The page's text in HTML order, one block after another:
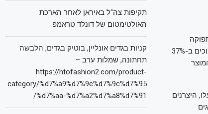
, רשתות השיווק בישראל מציעות כעת שמן זית כתית מעולה במחירים שנמוכים ב-37%
היצרנים
תקיפות צה"ל באיראן לאחר הארכת
האולטימטום של דונלד טראמפ
קניות בגדים אונליין, בוטיק בגדים, הלבשה
תחתונה, שמלות ערב –
https://htofashion2.com/product-
category/%d7%a9%d7%9e%d7%9c%d7%95
%d7%aa-%d7%a2%d7%a8%d7%91/